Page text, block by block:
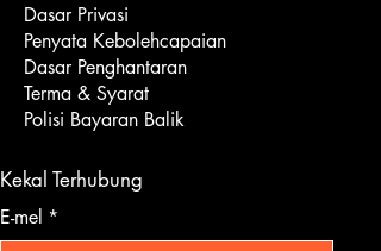
Dasar Privasi
Penyata Kebolehcapaian
Dasar Penghantaran
Terma & Syarat
Polisi Bayaran Balik
Kekal Terhubung
E-mel *